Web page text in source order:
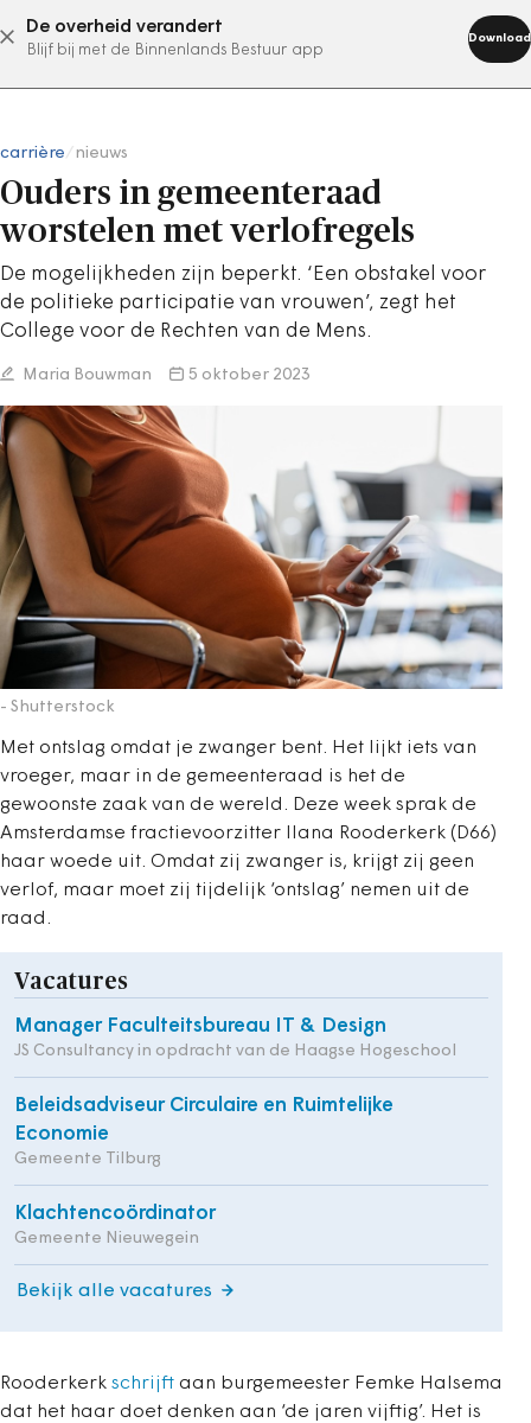
De overheid verandert
Blijf bij met de Binnenlands Bestuur app
Download
abonneer nu
carrière nieuws
Ouders in gemeenteraad
worstelen met verlofregels
De mogelijkheden zijn beperkt. ‘Een obstakel voor
de politieke participatie van vrouwen’, zegt het
College voor de Rechten van de Mens.
Maria Bouwman 5 oktober 2023
- Shutterstock
Met ontslag omdat je zwanger bent. Het lijkt iets van
vroeger, maar in de gemeenteraad is het de
gewoonste zaak van de wereld. Deze week sprak de
Amsterdamse fractievoorzitter Ilana Rooderkerk (D66)
haar woede uit. Omdat zij zwanger is, krijgt zij geen
verlof, maar moet zij tijdelijk ‘ontslag’ nemen uit de
raad.
Vacatures
Manager Faculteitsbureau IT & Design
JS Consultancy in opdracht van de Haagse Hogeschool
Beleidsadviseur Circulaire en Ruimtelijke
Economie
Gemeente Tilburg
Klachtencoördinator
Gemeente Nieuwegein
Bekijk alle vacatures
Rooderkerk schrijft aan burgemeester Femke Halsema
dat het haar doet denken aan ‘de jaren vijftig’. Het is